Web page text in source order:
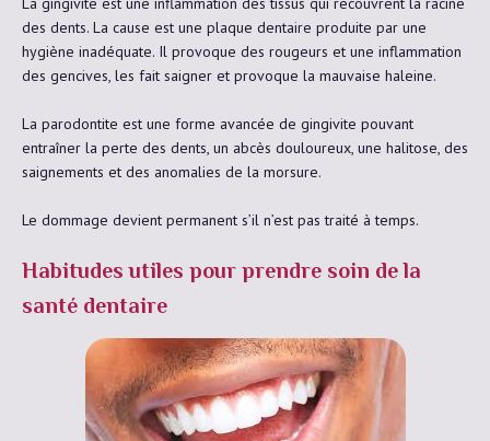
des dents. La cause est une plaque dentaire produite par une
hygiène inadéquate. Il provoque des rougeurs et une inflammation
des gencives, les fait saigner et provoque la mauvaise haleine.
La parodontite est une forme avancée de gingivite pouvant
entraîner la perte des dents, un abcès douloureux, une halitose, des
saignements et des anomalies de la morsure.
Le dommage devient permanent s’il n’est pas traité à temps.
Habitudes utiles pour prendre soin de la
santé dentaire